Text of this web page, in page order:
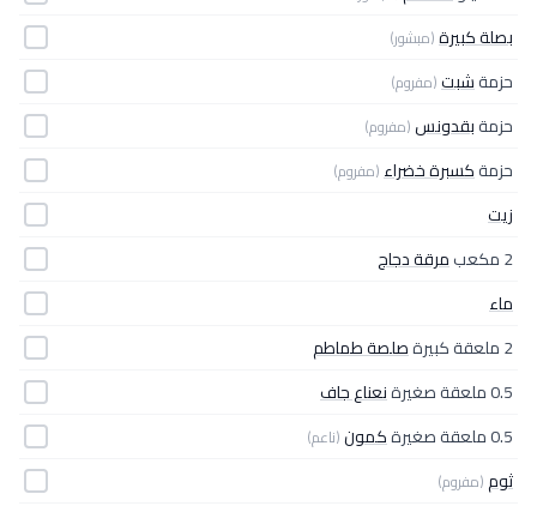
بصلة كبيرة(مبشور)
حزمةشبت(مفروم)
حزمةبقدونس(مفروم)
حزمةكسبرة خضراء(مفروم)
زيت
2 مكعب
مرقة دجاج
ماء
2 ملعقة كبيرة
صلصة طماطم
0.5 ملعقة صغيرة
نعناع جاف
0.5 ملعقة صغيرة
كمون(ناعم)
ثوم(مفروم)